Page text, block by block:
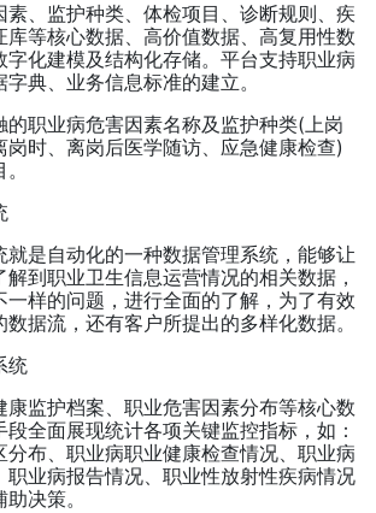
素、监护种类、体检项目、诊断规则、疾
库等核心数据、高价值数据、高复用性数
字化建模及结构化存储。平台支持职业病
典、业务信息标准的建立。
的职业病危害因素名称及监护种类(上岗
岗时、离岗后医学随访、应急健康检查)
就是自动化的一种数据管理系统，能够让
到职业卫生信息运营情况的相关数据，
一样的问题，进行全面的了解，为了有效
据流，还有客户所提出的多样化数据。
统
康监护档案、职业危害因素分布等核心数
全面展现统计各项关键监控指标，如：
分布、职业病职业健康检查情况、职业病
职业病报告情况、职业性放射性疾病情况
决策。